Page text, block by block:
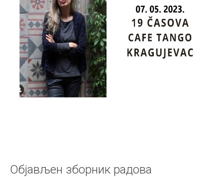
Објављен зборник радова